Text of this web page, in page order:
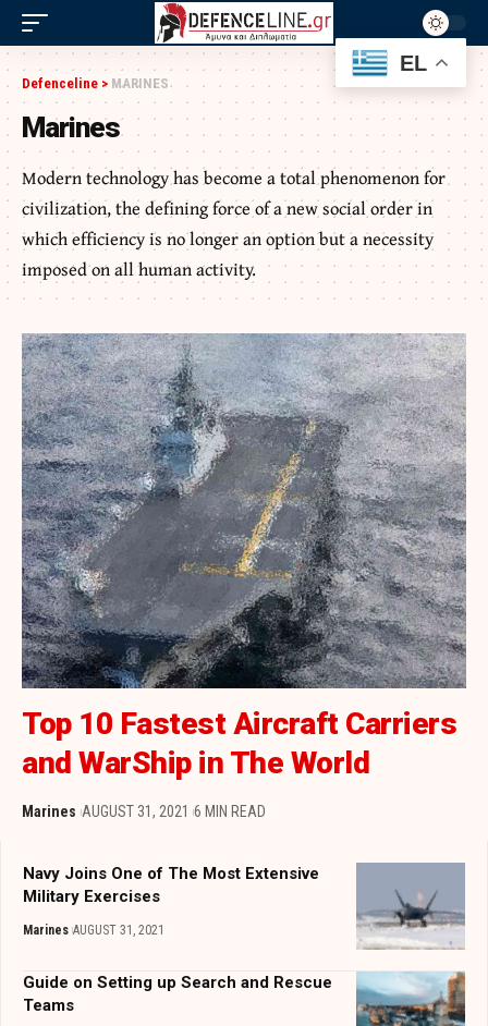
Defenceline > MARINES
Marines
Modern technology has become a total phenomenon for
civilization, the defining force of a new social order in
which efficiency is no longer an option but a necessity
imposed on all human activity.
Top 10 Fastest Aircraft Carriers
and WarShip in The World
Marines AUGUST 31, 2021 6 MIN READ
Navy Joins One of The Most Extensive
Military Exercises
Marines AUGUST 31, 2021
Guide on Setting up Search and Rescue
Teams
EL